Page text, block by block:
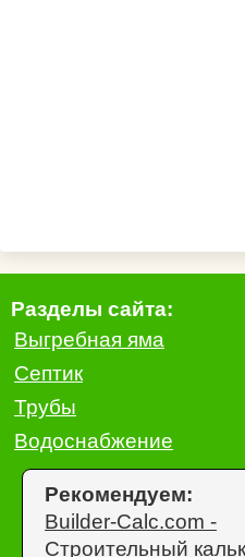
Разделы сайта:
Выгребная яма
Септик
Трубы
Водоснабжение
Рекомендуем:
Builder-Calc.com -
Строительный